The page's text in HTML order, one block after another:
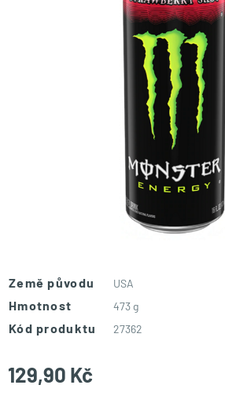
Země původu USA
Hmotnost 473 g
Kód produktu 27362
129,90 Kč